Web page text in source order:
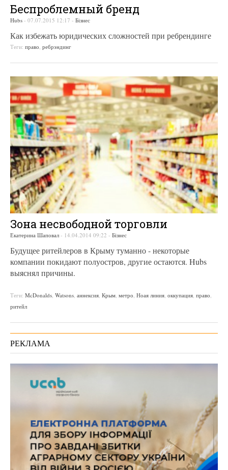
Беспроблемный бренд
Hubs - 07.07.2015 12:17 - Бізнес
Как избежать юридических сложностей при ребрендинге
Теги: право, ребрэндинг
Зона несвободной торговли
Екатерина Шаповал - 14.04.2014 09:22 - Бізнес
Будущее ритейлеров в Крыму туманно - некоторые
компании покидают полуостров, другие остаются. Hubs
выяснял причины.
Теги: McDonalds, Watsons, аннексия, Крым, метро, Ноая линия, оккупация, право,
ритейл
РЕКЛАМА